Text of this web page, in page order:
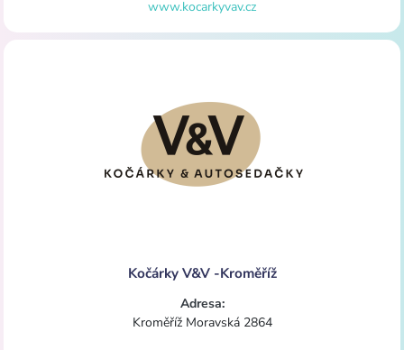
www.kocarkyvav.cz
Kočárky V&V -Kroměříž
Adresa:
Kroměříž Moravská 2864